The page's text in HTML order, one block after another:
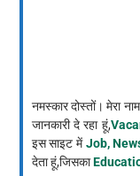
नमस्कार दोस्तों। मेरा
जानकारी दे रहा हूं,
इस साइट मेंJob,
देता हूं,जिसका